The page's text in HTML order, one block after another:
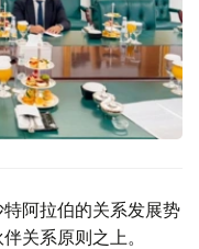
阿拉伯的关系发展势
关系原则之上。